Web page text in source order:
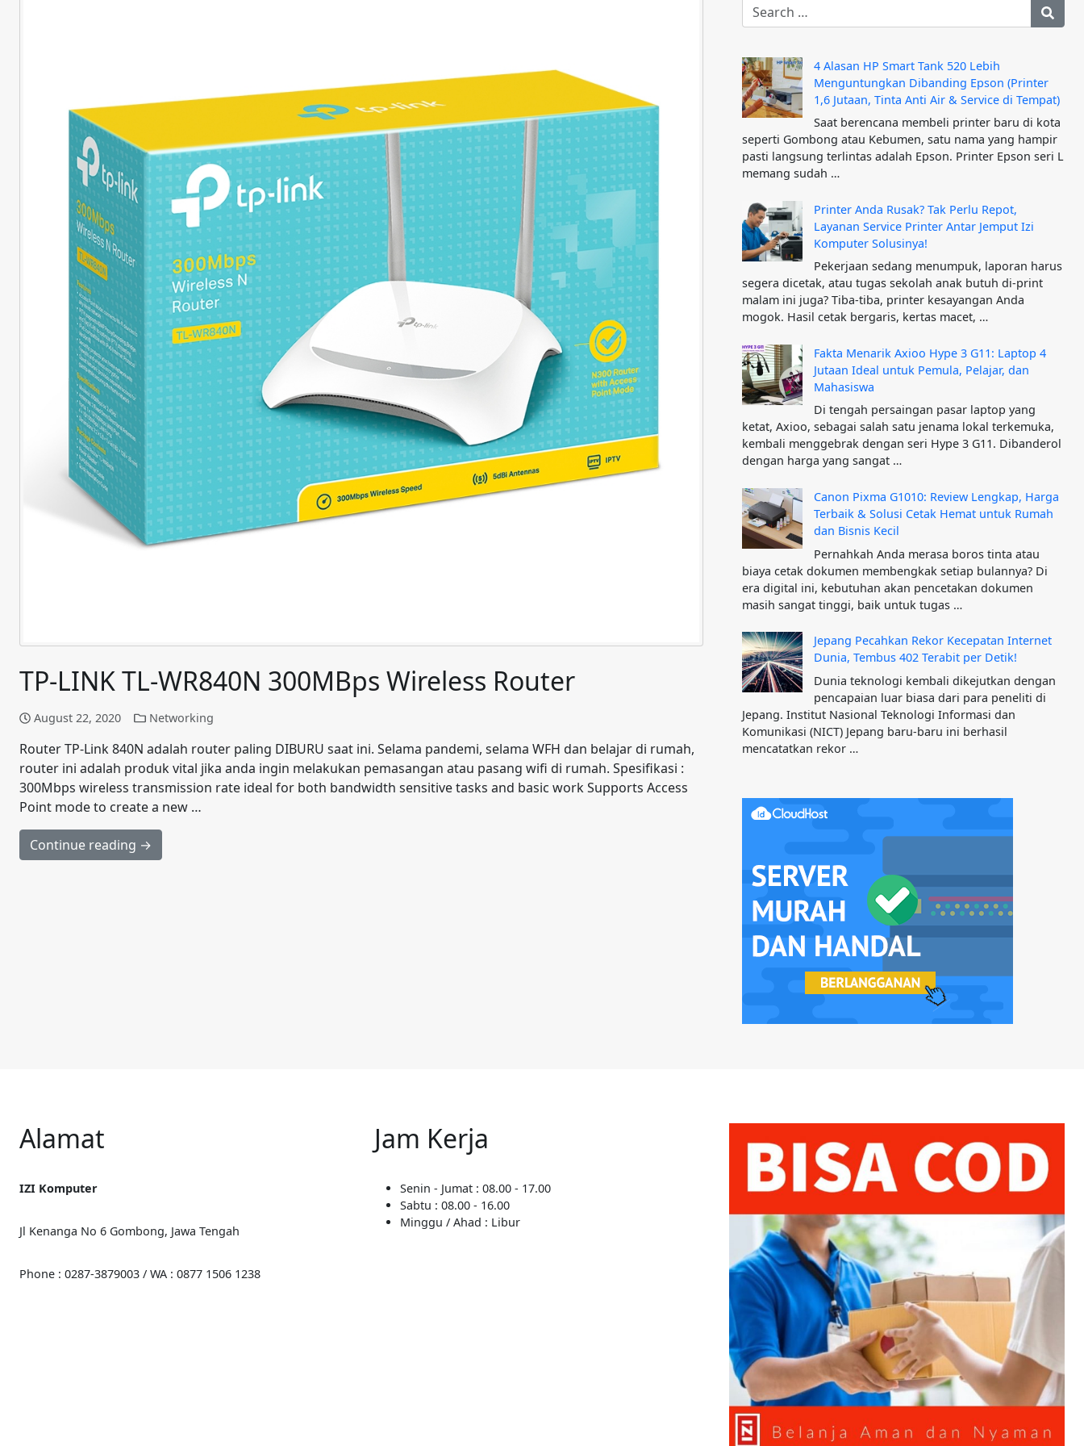
TP-LINK TL-WR840N 300MBps Wireless Router
August 22, 2020 Networking
Router TP-Link 840N adalah router paling DIBURU saat ini. Selama pandemi, selama WFH dan belajar di rumah,
router ini adalah produk vital jika anda ingin melakukan pemasangan atau pasang wifi di rumah. Spesifikasi :
300Mbps wireless transmission rate ideal for both bandwidth sensitive tasks and basic work Supports Access
Point mode to create a new …
Continue reading →
4 Alasan HP Smart Tank 520 Lebih
Menguntungkan Dibanding Epson (Printer
1,6 Jutaan, Tinta Anti Air & Service di Tempat)
Saat berencana membeli printer baru di kota
seperti Gombong atau Kebumen, satu nama yang hampir
pasti langsung terlintas adalah Epson. Printer Epson seri L
memang sudah …
Printer Anda Rusak? Tak Perlu Repot,
Layanan Service Printer Antar Jemput Izi
Komputer Solusinya!
Pekerjaan sedang menumpuk, laporan harus
segera dicetak, atau tugas sekolah anak butuh di-print
malam ini juga? Tiba-tiba, printer kesayangan Anda
mogok. Hasil cetak bergaris, kertas macet, …
Fakta Menarik Axioo Hype 3 G11: Laptop 4
Jutaan Ideal untuk Pemula, Pelajar, dan
Mahasiswa
Di tengah persaingan pasar laptop yang
ketat, Axioo, sebagai salah satu jenama lokal terkemuka,
kembali menggebrak dengan seri Hype 3 G11. Dibanderol
dengan harga yang sangat …
Canon Pixma G1010: Review Lengkap, Harga
Terbaik & Solusi Cetak Hemat untuk Rumah
dan Bisnis Kecil
Pernahkah Anda merasa boros tinta atau
biaya cetak dokumen membengkak setiap bulannya? Di
era digital ini, kebutuhan akan pencetakan dokumen
masih sangat tinggi, baik untuk tugas …
Jepang Pecahkan Rekor Kecepatan Internet
Dunia, Tembus 402 Terabit per Detik!
Dunia teknologi kembali dikejutkan dengan
pencapaian luar biasa dari para peneliti di
Jepang. Institut Nasional Teknologi Informasi dan
Komunikasi (NICT) Jepang baru-baru ini berhasil
mencatatkan rekor …
Alamat
IZI Komputer
Jl Kenanga No 6 Gombong, Jawa Tengah
Phone : 0287-3879003 / WA : 0877 1506 1238
Jam Kerja
Senin - Jumat : 08.00 - 17.00
Sabtu : 08.00 - 16.00
Minggu / Ahad : Libur